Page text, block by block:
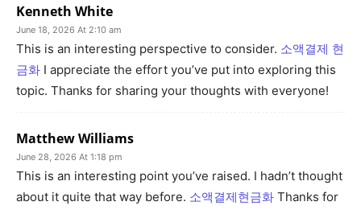
Kenneth White
June 18, 2026 At 2:10 am
This is an interesting perspective to consider. 소액결제 현
금화 I appreciate the effort you’ve put into exploring this
topic. Thanks for sharing your thoughts with everyone!
Matthew Williams
June 28, 2026 At 1:18 pm
This is an interesting point you’ve raised. I hadn’t thought
about it quite that way before. 소액결제현금화 Thanks for